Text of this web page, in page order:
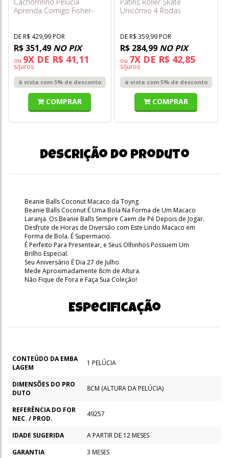
Cachorrinho Pelúcia
Aprenda Comigo Fisher-
DE R$ 429,99 POR
R$ 351,49 NO PIX
ou 9X DE R$ 41,11
s/juros
à vista com 5% de desconto
COMPRAR
Patins Roller Skate
Unicórnio 4 Rodas
DE R$ 359,99 POR
R$ 284,99 NO PIX
ou 7X DE R$ 42,85
s/juros
à vista com 5% de desconto
COMPRAR
Descrição do produto
Beanie Balls Coconut Macaco da Toyng.
Beanie Balls Coconut É Uma Bola Na Forma de Um Macaco
Laranja. Os Beanie Balls Sempre Caem de Pé Depois de Jogar.
Desfrute de Horas de Diversão com Este Lindo Macaco em
Forma de Bola. É Supermacio.
É Perfeito Para Presentear, e Seus Olhinhos Possuem Um
Brilho Especial.
Seu Aniversário É Dia 27 de Julho.
Mede Aproximadamente 8cm de Altura.
Não Fique de Fora e Faça Sua Coleção!
Especificação
CONTEÚDO DA EMBA
LAGEM
1 PELÚCIA
DIMENSÕES DO PRO
DUTO
8CM (ALTURA DA PELÚCIA)
REFERÊNCIA DO FOR
NEC. / PROD.
49257
IDADE SUGERIDA
A PARTIR DE 12 MESES
GARANTIA
3 MESES